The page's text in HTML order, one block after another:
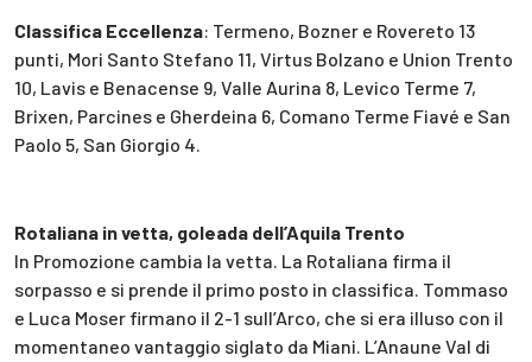
Classifica Eccellenza: Termeno, Bozner e Rovereto 13
punti, Mori Santo Stefano 11, Virtus Bolzano e Union Trento
10, Lavis e Benacense 9, Valle Aurina 8, Levico Terme 7,
Brixen, Parcines e Gherdeina 6, Comano Terme Fiavé e San
Paolo 5, San Giorgio 4.
Rotaliana in vetta, goleada dell’Aquila Trento
In Promozione cambia la vetta. La Rotaliana firma il
sorpasso e si prende il primo posto in classifica. Tommaso
e Luca Moser firmano il 2-1 sull’Arco, che si era illuso con il
momentaneo vantaggio siglato da Miani. L’Anaune Val di